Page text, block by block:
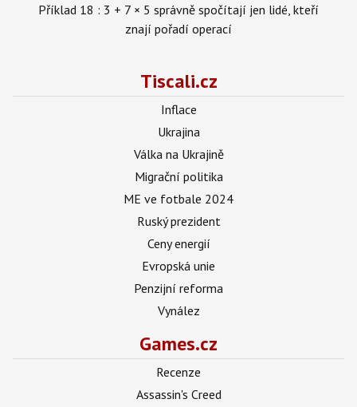
Příklad 18 : 3 + 7 × 5 správně spočítají jen lidé, kteří
znají pořadí operací
Tiscali.cz
Inflace
Ukrajina
Válka na Ukrajině
Migrační politika
ME ve fotbale 2024
Ruský prezident
Ceny energií
Evropská unie
Penzijní reforma
Vynález
Games.cz
Recenze
Assassin's Creed